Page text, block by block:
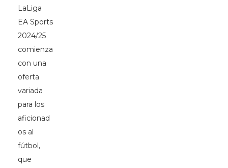
LaLiga
EA Sports
2024/25
comienza
con una
oferta
variada
para los
aficionad
os al
fútbol,
que